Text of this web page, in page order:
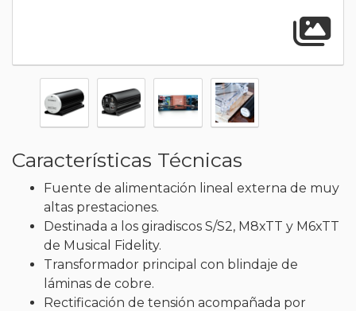
Características Técnicas
Fuente de alimentación lineal externa de muy
altas prestaciones.
Destinada a los giradiscos S/S2, M8xTT y M6xTT
de Musical Fidelity.
Transformador principal con blindaje de
láminas de cobre.
Rectificación de tensión acompañada por